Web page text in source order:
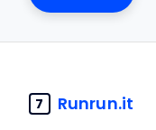
7 Runrun.it